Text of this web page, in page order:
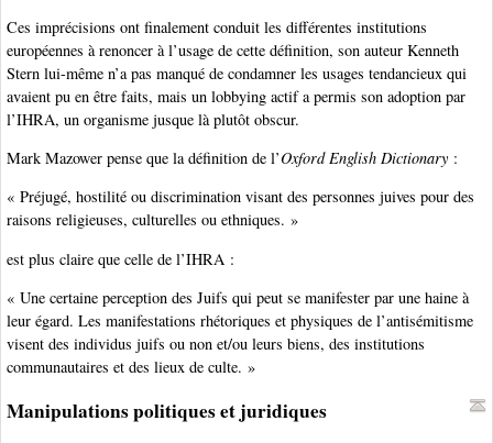
Ces imprécisions ont finalement conduit les différentes institutions
européennes à renoncer à l’usage de cette définition, son auteur Kenneth
Stern lui-même n’a pas manqué de condamner les usages tendancieux qui
avaient pu en être faits, mais un lobbying actif a permis son adoption par
l’IHRA, un organisme jusque là plutôt obscur.
Mark Mazower pense que la définition de l’Oxford English Dictionary :
« Préjugé, hostilité ou discrimination visant des personnes juives pour des
raisons religieuses, culturelles ou ethniques. »
est plus claire que celle de l’IHRA :
« Une certaine perception des Juifs qui peut se manifester par une haine à
leur égard. Les manifestations rhétoriques et physiques de l’antisémitisme
visent des individus juifs ou non et/ou leurs biens, des institutions
communautaires et des lieux de culte. »
Manipulations politiques et juridiques